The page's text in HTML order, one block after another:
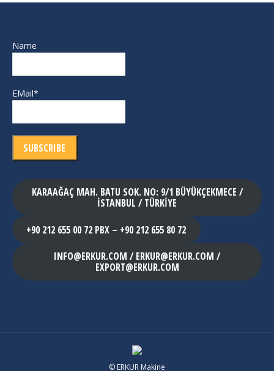
Name
EMail*
KARAAĞAÇ MAH. BATU SOK. NO: 9/1 BÜYÜKÇEKMECE /
İSTANBUL / TÜRKİYE
+90 212 655 00 72 PBX – +90 212 655 80 72
INFO@ERKUR.COM / ERKUR@ERKUR.COM /
EXPORT@ERKUR.COM
© ERKUR Makine